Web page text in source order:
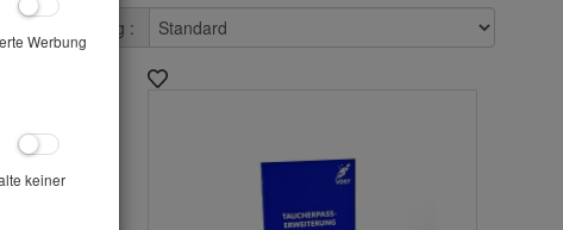
Sortierung :
Werbung
keiner